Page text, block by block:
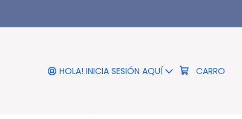
HOLA! INICIA SESIÓN AQUÍ CARRO
De 12 Dígitos
Grandes - Ps